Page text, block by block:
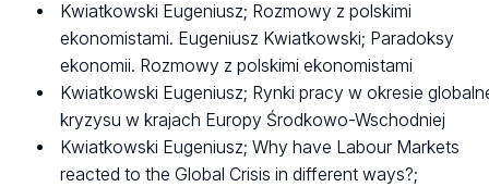
Kwiatkowski Eugeniusz; Rozmowy z polskimi
ekonomistami. Eugeniusz Kwiatkowski; Paradoksy
ekonomii. Rozmowy z polskimi ekonomistami
Kwiatkowski Eugeniusz; Rynki pracy w okresie
kryzysu w krajach Europy Środkowo-Wschodniej
Kwiatkowski Eugeniusz; Why have Labour Markets
reacted to the Global Crisis in different ways?;